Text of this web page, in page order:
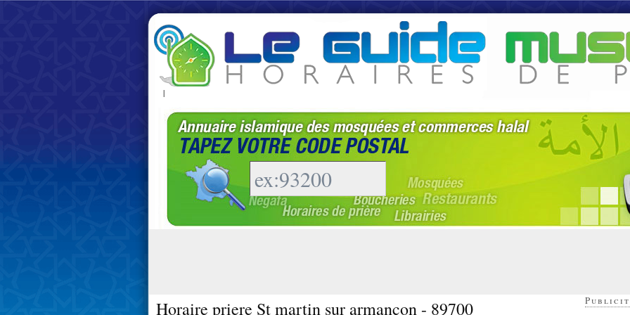
|
Horaire priere St martin sur armancon - 89700